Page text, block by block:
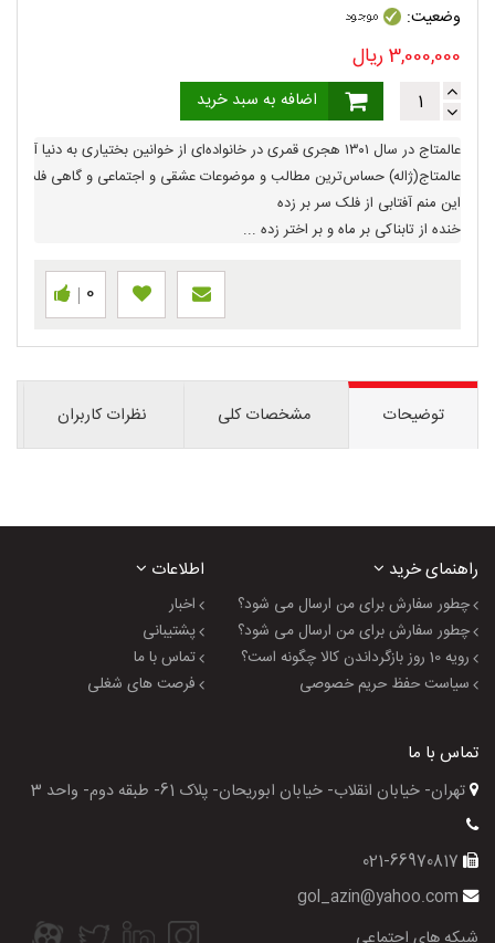
وضعیت:
3,000,000ریال
اضافه به سبد خرید
عالمتاج در سال ۱۳۰۱ هجری قمری در خانواده‌ای از خوانین بختیاری به دنیا آمد و نزد یکی از خویشاوندان به تحصیل پرداخت و از آنجایی که به علم و دانش و شعر علاقه داشت کم‌کم به شاعری روی آورد اشعار او بیشتر متأثر از مسائل و مشکلات زنان در زمان خودش می‌باشد.
عالمتاج(ژاله) حساس‌ترین مطالب و موضوعات عشقی و اجتماعی و گاهی فلسفی و عرفانی را در قالبی فصیح و سلیس پرورانده و کلامش با عبارات فخیم و فاخر آراسته و شعرش از هر گونه زوایدی پیراسته است.
این منم آفتابی از فلک سر بر زده
خنده از تابناکی بر ماه و بر اختر زده ...
0
توضیحات مشخصات کلی نظرات کاربران
راهنمای خرید
چطور سفارش برای من ارسال می شود؟
چطور سفارش برای من ارسال می شود؟
رویه 10 روز بازگرداندن کالا چگونه است؟
سیاست حفظ حریم خصوصی
اطلاعات
اخبار
پشتیبانی
تماس با ما
فرصت های شغلی
تماس با ما
تهران- خیابان انقلاب- خیابان ابوریحان- پلاک 61- طبقه دوم- واحد 3